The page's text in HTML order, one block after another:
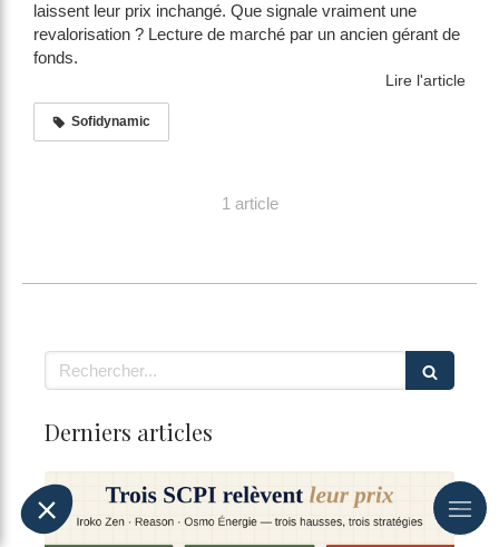
laissent leur prix inchangé. Que signale vraiment une
revalorisation ? Lecture de marché par un ancien gérant de
fonds.
Lire l'article
Sofidynamic
1 article
Rechercher
Derniers articles